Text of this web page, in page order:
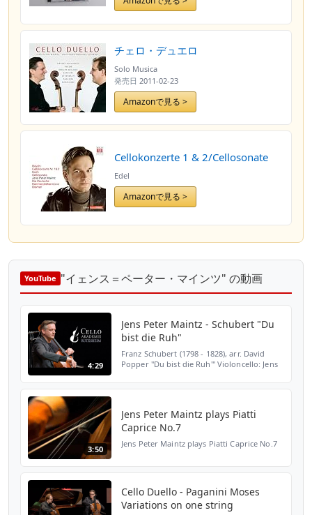
チェロ・デュエロ
Solo Musica
発売日 2011-02-23
Amazonで見る >
Cellokonzerte 1 & 2/Cellosonate
Edel
Amazonで見る >
YouTube "イェンス＝ペーター・マインツ" の動画
4:29
Jens Peter Maintz - Schubert "Du
bist die Ruh"
Franz Schubert (1798 - 1828), arr. David
Popper "Du bist die Ruh'" Violoncello: Jens
3:50
Jens Peter Maintz plays Piatti
Caprice No.7
Jens Peter Maintz plays Piatti Caprice No.7
Cello Duello - Paganini Moses
Variations on one string